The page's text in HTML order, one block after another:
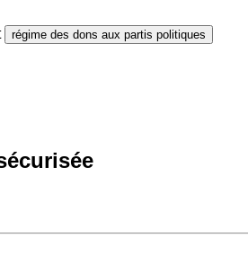
régime des dons aux partis politiques